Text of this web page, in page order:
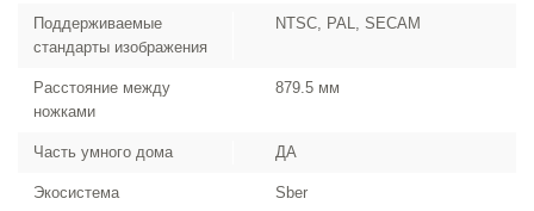
Поддерживаемые
стандарты изображения
NTSC, PAL, SECAM
Расстояние между
ножками
879.5 мм
Часть умного дома ДА
Экосистема Sber